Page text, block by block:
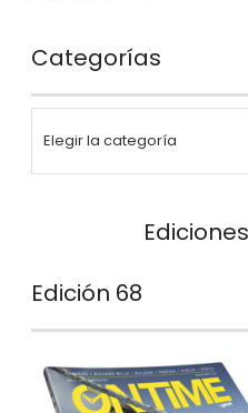
Categorías
Ediciones
Edición 68